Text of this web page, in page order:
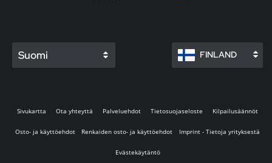
Suomi FINLAND
Sivukartta Ota yhteyttä Palveluehdot Tietosuojaseloste Kilpailusäännöt
Osto- ja käyttöehdot Renkaiden osto- ja käyttöehdot Imprint - Tietoja yrityksestä
Evästekäytäntö